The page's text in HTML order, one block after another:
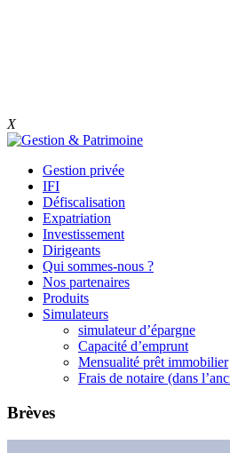
X
Gestion privée
IFI
Défiscalisation
Expatriation
Investissement
Dirigeants
Qui sommes-nous ?
Nos partenaires
Produits
Simulateurs
simulateur d’épargne
Capacité d’emprunt
Mensualité prêt immobilier
Frais de notaire (dans
Brèves